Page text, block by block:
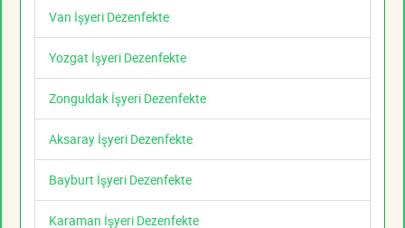
Van İşyeri Dezenfekte
Yozgat İşyeri Dezenfekte
Zonguldak İşyeri Dezenfekte
Aksaray İşyeri Dezenfekte
Bayburt İşyeri Dezenfekte
Karaman İşyeri Dezenfekte